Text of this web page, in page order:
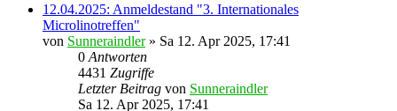
12.04.2025: Anmeldestand "3. Internationales
Microlinotreffen"
von Sunneraindler» Sa 12. Apr 2025, 17:41
0 Antworten
4431 Zugriffe
Letzter Beitrag von Sunneraindler
Sa 12. Apr 2025, 17:41